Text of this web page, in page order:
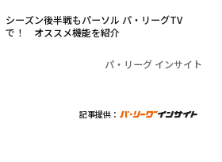
シーズン後半戦もパーソル パ・リーグTV
で！ オススメ機能を紹介
パ・リーグ インサイト
記事提供：